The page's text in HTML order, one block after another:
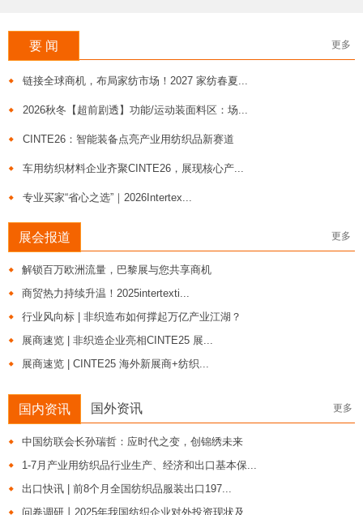
要 闻 更多
链接全球商机，布局家纺市场！2027 家纺春夏...
2026秋冬【超前剧透】功能/运动装面料区：场...
CINTE26：智能装备点亮产业用纺织品新赛道
车用纺织材料企业齐聚CINTE26，展现核心产...
专业买家“省心之选”｜2026Intertex...
展会报道 更多
解锁百万欧洲流量，巴黎展与您共享商机
商贸热力持续升温！2025intertexti...
行业风向标 | 非织造布如何撑起万亿产业江湖？
展商速览 | 非织造企业亮相CINTE25 展...
展商速览 | CINTE25 海外新展商+纺织...
国内资讯 更多
国外资讯
中国纺联会长孙瑞哲：应时代之变，创锦绣未来
1-7月产业用纺织品行业生产、经济和出口基本保...
出口快讯 | 前8个月全国纺织品服装出口197...
问卷调研丨2025年我国纺织企业对外投资现状及...